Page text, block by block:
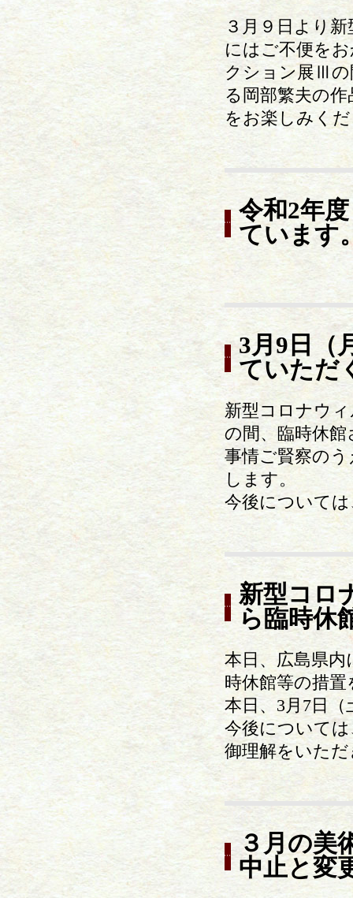
３月９日より
にはご不便を
クション展Ⅲの
る岡部繁夫の
をお楽しみく
令和2年
ています
3月9日（
ていただ
新型コロナウ
の間、臨時休
事情ご賢察の
します。
今後について
新型コロ
ら臨時休
本日、広島県
時休館等の措
本日、3月7日
今後について
御理解をいた
３月の美
中止と変